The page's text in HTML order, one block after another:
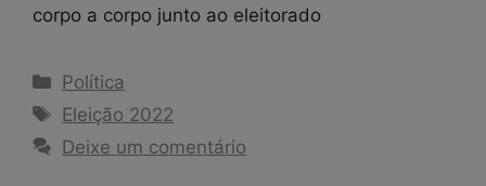
corpo a corpo junto ao eleitorado
Categorias
Política
Tags
Eleição 2022
Deixe um comentário